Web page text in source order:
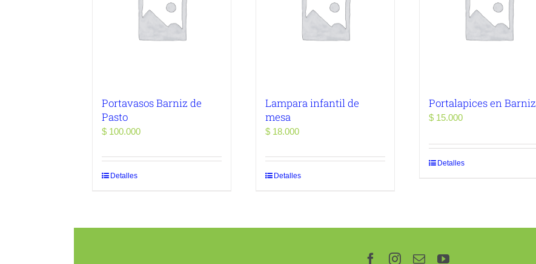
Portavasos Barniz de
Pasto
$ 100.000
Detalles
Lampara infantil de
mesa
$ 18.000
Detalles
Portalapices en Barniz
$ 15.000
Detalles
Facebook
Instagram
CorreoYouTube